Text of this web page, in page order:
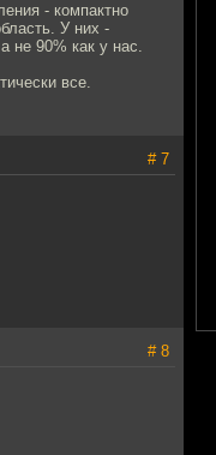
- компактно
У них -
не 90% как у нас.
все.
# 7
# 8